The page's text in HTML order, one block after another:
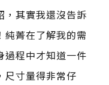
，其實我還沒告訴
純菁在了解我的需
過程中才知道一件
尺寸量得非常仔